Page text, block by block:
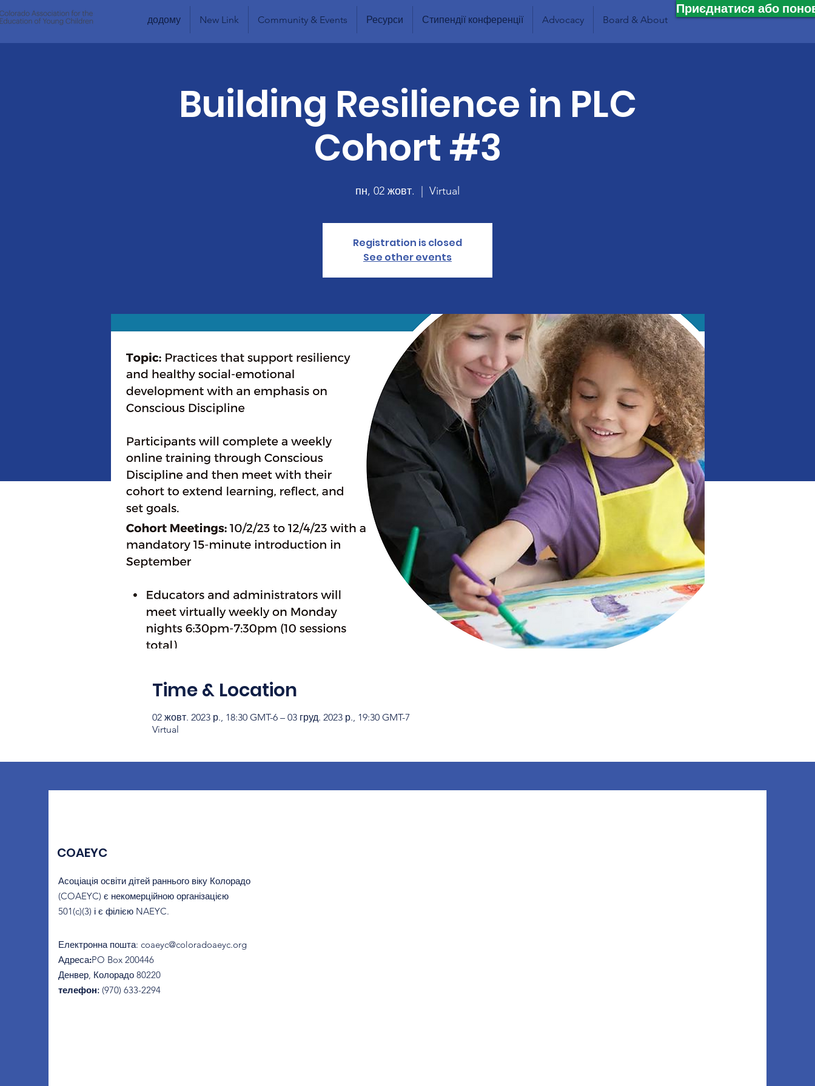
Приєднатися або
додому New Link Community & Events Ресурси Стипендії конференції Advocacy Board & About
Building Resilience in PLC
Cohort #3
пн, 02 жовт. Virtual
Registration is closed
See other events
Time & Location
02 жовт. 2023 р., 18:30 GMT-6 – 03 груд. 2023 р., 19:30 GMT-7
Virtual
COAEYC
Асоціація освіти дітей раннього віку Колорадо
(COAEYC) є некомерційною організацією
501(c)(3) і є філією NAEYC.
Електронна пошта: coaeyc@coloradoaeyc.org
Адреса:​PO Box 200446
Денвер, Колорадо 80220
телефон: (970) 633-2294